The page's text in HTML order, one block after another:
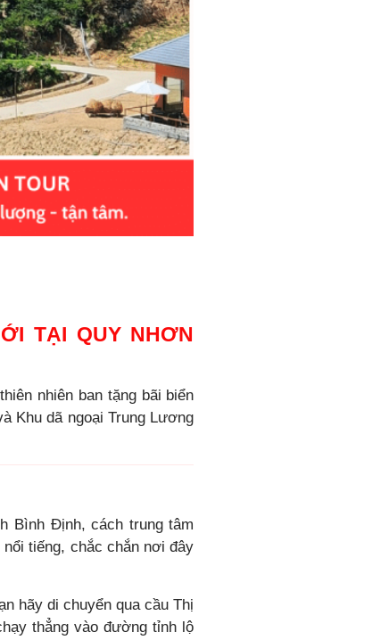
TẠI QUY NHƠN
nhiên ban tặng bãi biển
Khu dã ngoại Trung Lương
Bình Định, cách trung tâm
tiếng, chắc chắn nơi đây
hãy di chuyển qua cầu Thị
thẳng vào đường tỉnh lộ